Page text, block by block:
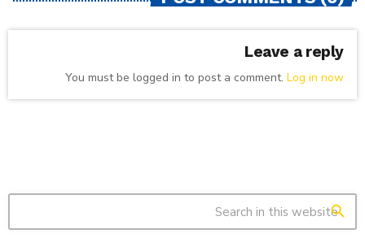
Leave a reply
You must be logged in to post a comment. Log in now
search